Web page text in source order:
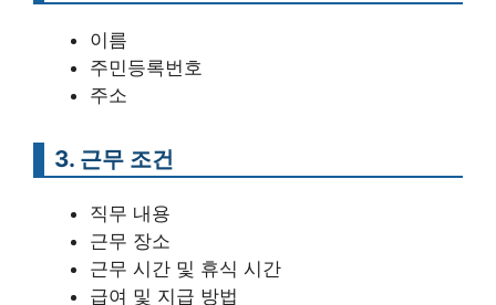
이름
주민등록번호
주소
3. 근무 조건
직무 내용
근무 장소
근무 시간 및 휴식 시간
급여 및 지급 방법